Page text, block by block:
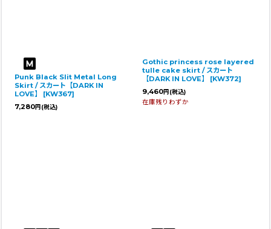
Punk Black Slit Metal Long
Skirt / スカート【DARK IN
LOVE】
[KW367]
7,280円 (税込)
Gothic princess rose layered
tulle cake skirt / スカート
【DARK IN LOVE】
[KW372]
9,460円 (税込)
在庫残りわずか